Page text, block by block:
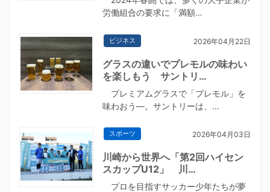
労働組合の要求に「満額…
ビジネス 2026年04月22日
グラスの違いでプレモルの味わい
を楽しもう サントリ…
プレミアムグラスで「プレモル」を
味わおう―。サントリーは、…
スポーツ 2026年04月03日
川崎から世界へ「第2回ハイセン
スカップU12」 川…
プロを目指すサッカー少年たちが夢